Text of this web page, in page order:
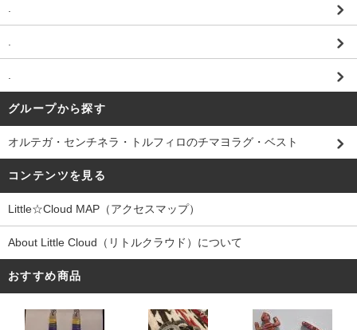
.
.
.
グループから探す
オルテガ・センチネラ・トルフィロのチマヨラグ・ベスト
コンテンツを見る
Little☆Cloud MAP（アクセスマップ）
About Little Cloud（リトルクラウド）について
おすすめ商品